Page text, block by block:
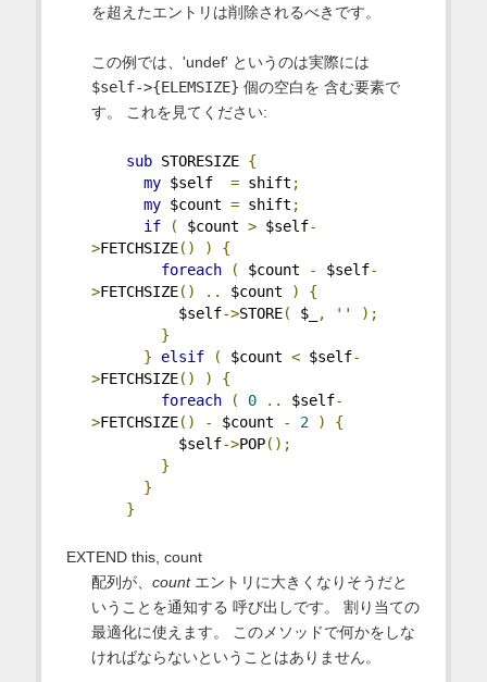
を超えたエントリは削除されるべきです。
この例では、'undef' というのは実際には
$self->{ELEMSIZE} 個の空白を 含む要素で
す。 これを見てください:
sub STORESIZE {
my $self = shift ;
my $count = shift ;
if
( $count > $self-
>FETCHSIZE() )
{
foreach
( $count - $self-
>FETCHSIZE() .. $count )
{
$self->STORE( $_ , ''
);
}
}
elsif ( $count < $self-
>FETCHSIZE() )
{
foreach
( 0 .. $self-
>FETCHSIZE() - $count - 2 )
{
$self->POP();
}
}
}
EXTEND this, count
配列が、 countエントリに大きくなりそうだと
いうことを通知する 呼び出しです。 割り当ての
最適化に使えます。 このメソッドで何かをしな
ければならないということはありません。